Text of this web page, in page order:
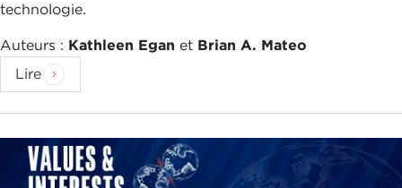
technologie.
Auteurs : Kathleen Egan et Brian A. Mateo
Lire